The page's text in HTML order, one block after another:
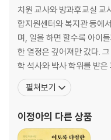
왜 욕을 할까? 숨겨진 감정
| 부모의 양육 태도 점검하기
나를 무시하는 걸까? 엄마의
부모들이 가장 미숙한 부분 |
에게 진심을 전달하려면
다투며 대화해도 괜찮다 | 엄
말고 반응하자
치원 교사와 방과후교실 교
합지원센터와 복지관 등에
며, 일을 하면 할수록 아이
한 열정은 깊어져만 갔다.
학 석사와 박사 학위를 받
로 재직 중이다. 이처럼 현
서 아이 양육에도 자신감이
동일하게 겪으며, 지금까지
펼쳐보기
이정아의 다른 상품